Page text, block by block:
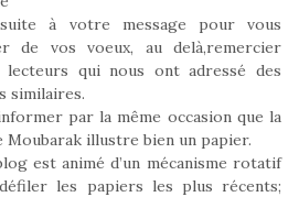
à votre message pour vous
de vos voeux, au delà,remercier
qui nous ont adressé des
similaires.
par la même occasion que la
Moubarak illustre bien un papier.
est animé d’un mécanisme rotatif
les papiers les plus récents;